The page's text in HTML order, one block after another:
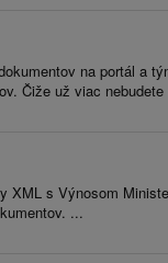
na portál a
Čiže už viac
XML s Výnosom
...